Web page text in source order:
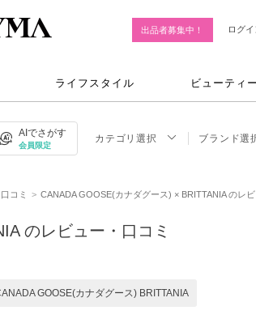
出品者募集中！ ログイ
ライフスタイル ビューティー
AIでさがす
会員限定
カテゴリ選択 ブランド選
コミ CANADA GOOSE(カナダグース) × BRITTANIA のレ
のレビュー・口コミ
GOOSE(カナダグース) BRITTANIA